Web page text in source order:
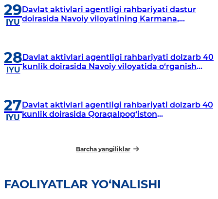
29
IYU
Davlat aktivlari agentligi rahbariyati dastur
doirasida Navoiy viloyatining Karmana,
28
IYU
Davlat aktivlari agentligi rahbariyati dolzarb 40
kunlik doirasida Navoiy viloyatida o‘rganish
27
IYU
Davlat aktivlari agentligi rahbariyati dolzarb 40
kunlik doirasida Qoraqalpog‘iston
Barcha yangiliklar
FAOLIYATLAR YO‘NALISHI